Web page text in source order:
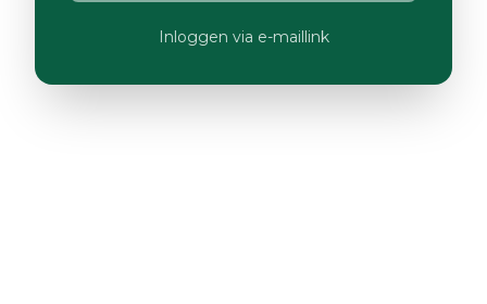
Inloggen via e-maillink